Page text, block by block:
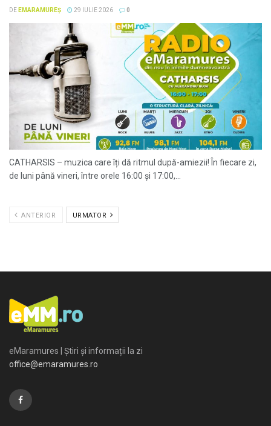
DE EMARAMUREȘ 29 IULIE 2026 0
CATHARSIS – muzica care îți dă ritmul după-amiezii! În fiecare zi,
de luni până vineri, între orele 16:00 și 17:00,...
ANTERIOR URMATOR
eMaramures | Știri și informații la zi
office@emaramures.ro